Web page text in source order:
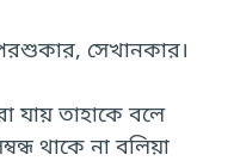
পরশুকার, সেখানকার।
যায় তাহাকে বলে
থাকে না বলিয়া